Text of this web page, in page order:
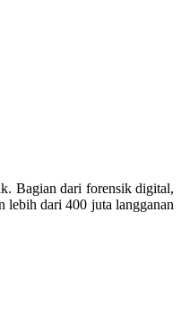
Bagian dari forensik digital,
lebih dari 400 juta langganan